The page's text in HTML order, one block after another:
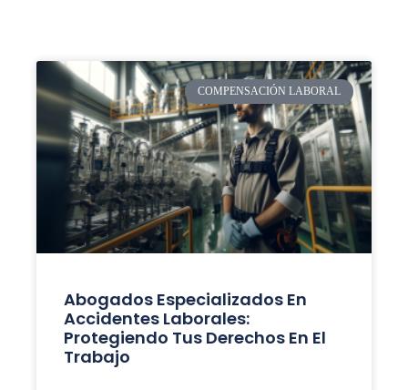
COMPENSACIÓN LABORAL
Abogados Especializados En
Accidentes Laborales:
Protegiendo Tus Derechos En El
Trabajo